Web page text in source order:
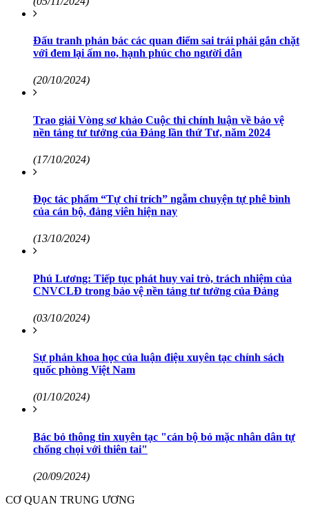
Đấu tranh phản bác các quan điểm sai trái phải gắn chặt
với đem lại ấm no, hạnh phúc cho người dân
(20/10/2024)
Trao giải Vòng sơ khảo Cuộc thi chính luận về bảo vệ
nền tảng tư tưởng của Đảng lần thứ Tư, năm 2024
(17/10/2024)
Đọc tác phẩm “Tự chỉ trích” ngẫm chuyện tự phê bình
của cán bộ, đảng viên hiện nay
(13/10/2024)
Phú Lương: Tiếp tục phát huy vai trò, trách nhiệm của
CNVCLĐ trong bảo vệ nền tảng tư tưởng của Đảng
(03/10/2024)
Sự phản khoa học của luận điệu xuyên tạc chính sách
quốc phòng Việt Nam
(01/10/2024)
Bác bỏ thông tin xuyên tạc "cán bộ bỏ mặc nhân dân tự
chống chọi với thiên tai"
(20/09/2024)
CƠ QUAN TRUNG ƯƠNG